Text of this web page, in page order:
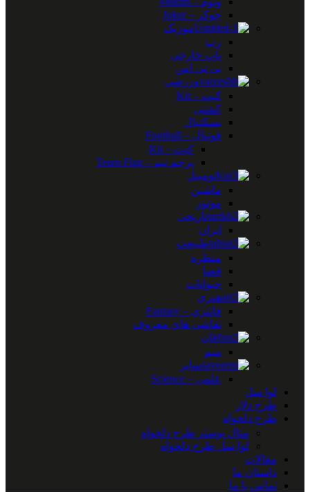
جوکر – Joker
موزیک
رپ
پاپ خارجی
بی تی اس
ورزشی
کیت – Kit
کشتی
بسکتبال
فوتبال – Football
کیت – Kit
پرچم تیم – Team Flag
اتومبیل
ماشین
موتور
تاریخی
ایران
طبیعت
منظره
فضا
حیوانات
هنری
فانتزی – Fantasy
نقاشی های معروف
فان
میم
سایر
علمی – Science
لوا سل
طرح دلار
طرح دلخواه
متال پوستر طرح دلخواه
لوا سل طرح دلخواه
مقالات
داستان ما
تماس با ما